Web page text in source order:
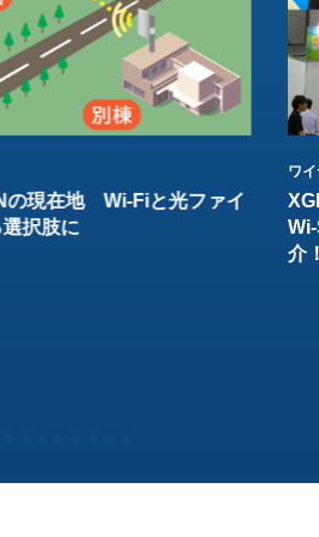
の現在地 Wi-Fiと光ファイ
択肢に
ワ
介